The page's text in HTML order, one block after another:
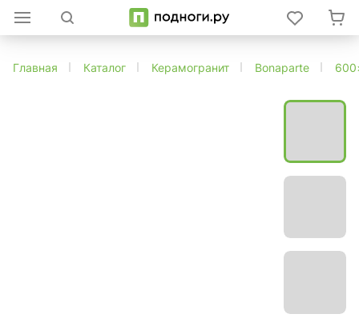
Главная Каталог Керамогранит Bonaparte